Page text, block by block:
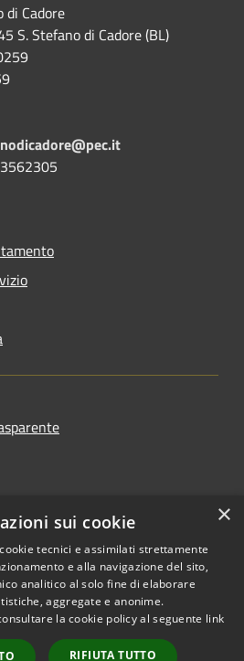
di Cadore
S. Stefano di Cadore (BL)
Copyright © 2026 • Comune di
Santo Stefano di Cadore •
Powered byMunicipium
×
sui cookie
tecnici e assimilati strettamente
e alla navigazione del sito,
analitico al solo fine di elaborare
aggregate e anonime.
la cookie policy al seguente link
RIFIUTA TUTTO